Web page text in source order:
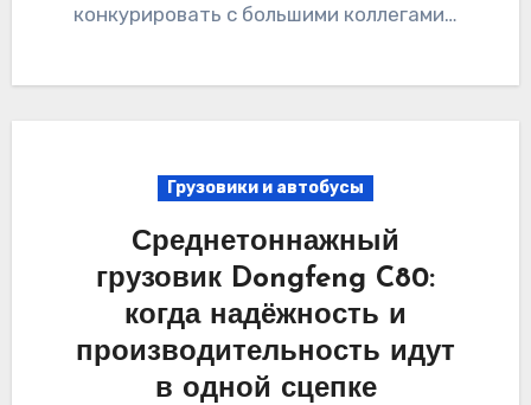
конкурировать с большими коллегами…
Грузовики и автобусы
Среднетоннажный
грузовик Dongfeng C80:
когда надёжность и
производительность идут
в одной сцепке